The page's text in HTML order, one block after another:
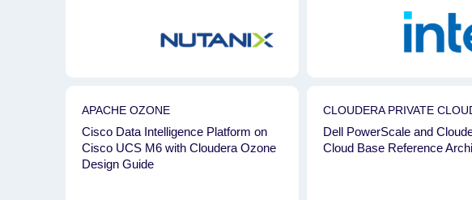
APACHE OZONE
Cisco Data Intelligence Platform on
Cisco UCS M6 with Cloudera Ozone
Design Guide
CLOUDERA PRIVATE
Dell PowerScale and
Cloud Base Reference